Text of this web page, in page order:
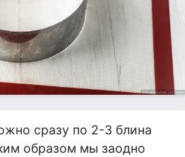
сразу по 2-3 блина
образом мы заодно